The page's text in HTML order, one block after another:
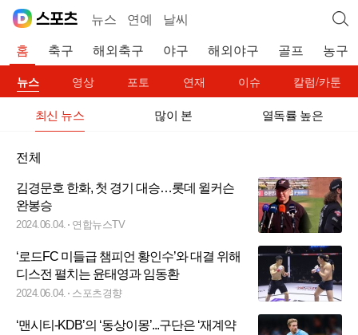
뉴스 연예 날씨
홈 축구 해외축구 야구 해외야구 골프 농구
뉴스 영상 포토 연재 이슈 칼럼/카툰
최신 뉴스 많이 본 열독률 높은
전체
김경문호 한화, 첫 경기 대승…롯데 윌커슨
완봉승
2024.06.04. 연합뉴스TV
‘로드FC 미들급 챔피언 황인수’와 대결 위해
디스전 펼치는 윤태영과 임동환
2024.06.04. 스포츠경향
‘맨시티-KDB’의 ‘동상이몽’...구단은 ‘재계약